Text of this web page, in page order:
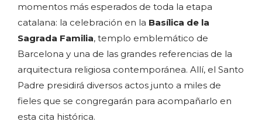
momentos más esperados de toda la etapa
catalana: la celebración en la Basílica de la
Sagrada Familia, templo emblemático de
Barcelona y una de las grandes referencias de la
arquitectura religiosa contemporánea. Allí, el Santo
Padre presidirá diversos actos junto a miles de
fieles que se congregarán para acompañarlo en
esta cita histórica.